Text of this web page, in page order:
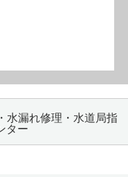
水漏れ修理・水道局指
ター